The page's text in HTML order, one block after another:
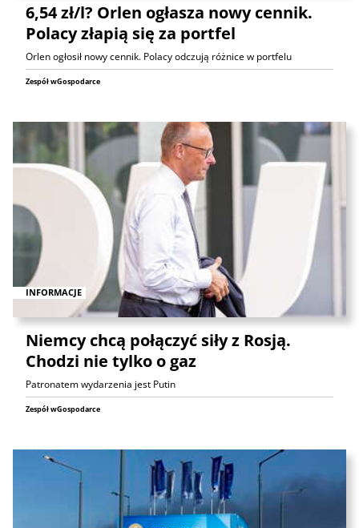
6,54 zł/l? Orlen ogłasza nowy cennik.
Polacy złapią się za portfel
Orlen ogłosił nowy cennik. Polacy odczują różnice w portfelu
Zespół wGospodarce
INFORMACJE
Niemcy chcą połączyć siły z Rosją.
Chodzi nie tylko o gaz
Patronatem wydarzenia jest Putin
Zespół wGospodarce